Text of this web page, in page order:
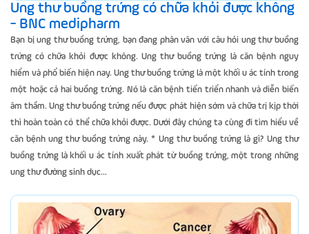
Ung thư buồng trứng có chữa khỏi được không
- BNC medipharm
Bạn bị ung thư buồng trứng, bạn đang phân vân với câu hỏi ung thư buồng
trứng có chữa khỏi được không. Ung thư buồng trứng là căn bệnh nguy
hiểm và phổ biến hiện nay. Ung thư buồng trứng là một khối u ác tính trong
một hoặc cả hai buồng trứng. Nó là căn bệnh tiến triển nhanh và diễn biến
âm thầm. Ung thư buồng trứng nếu được phát hiện sớm và chữa trị kịp thời
thì hoàn toàn có thể chữa khỏi được. Dưới đây chúng ta cùng đi tìm hiểu về
căn bệnh ung thư buồng trứng này. * Ung thư buồng trứng là gì? Ung thư
buồng trứng là khối u ác tính xuất phát từ buồng trứng, một trong những
ung thư đường sinh dục...